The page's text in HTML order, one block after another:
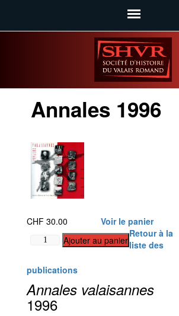
SHVR
Annales 1996
CHF 30.00
quantité
1996
Ajouter au panier
Voir le panier
Retour à la
liste des
publications
Annales valaisannes
1996